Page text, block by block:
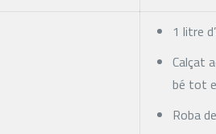
1 litre
Calçat
bé tot
Roba